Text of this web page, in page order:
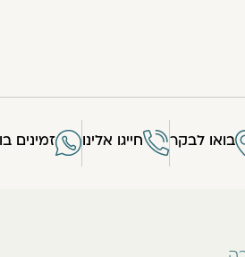
בואו לבקר חייגו אלינו זמינים